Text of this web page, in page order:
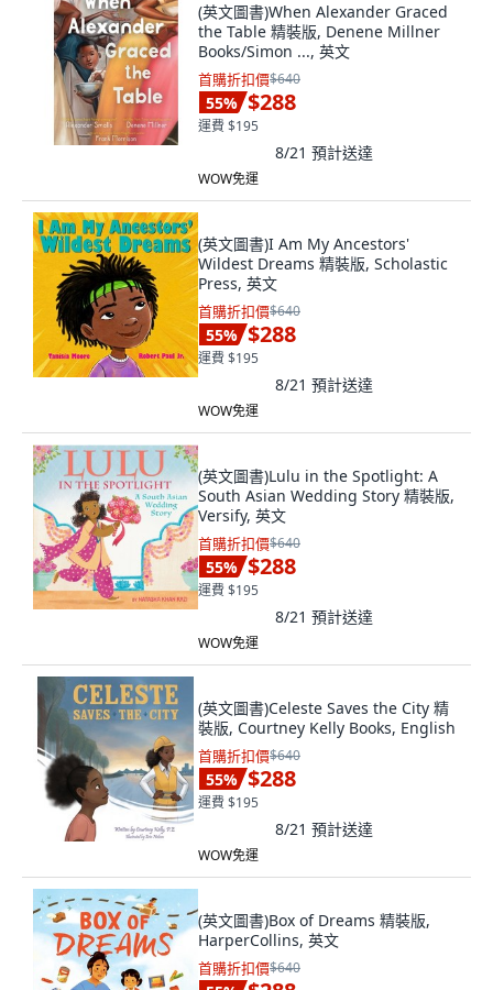
(英文圖書)When Alexander Graced
the Table 精裝版, Denene Millner
Books/Simon ..., 英文
首購折扣價$640
55% $288
運費 $195
8/21 預計送達
WOW免運
(英文圖書)I Am My Ancestors'
Wildest Dreams 精裝版, Scholastic
Press, 英文
首購折扣價$640
55% $288
運費 $195
8/21 預計送達
WOW免運
(英文圖書)Lulu in the Spotlight: A
South Asian Wedding Story 精裝版,
Versify, 英文
首購折扣價$640
55% $288
運費 $195
8/21 預計送達
WOW免運
(英文圖書)Celeste Saves the City 精
裝版, Courtney Kelly Books, English
首購折扣價$640
55% $288
運費 $195
8/21 預計送達
WOW免運
(英文圖書)Box of Dreams 精裝版,
HarperCollins, 英文
首購折扣價$640